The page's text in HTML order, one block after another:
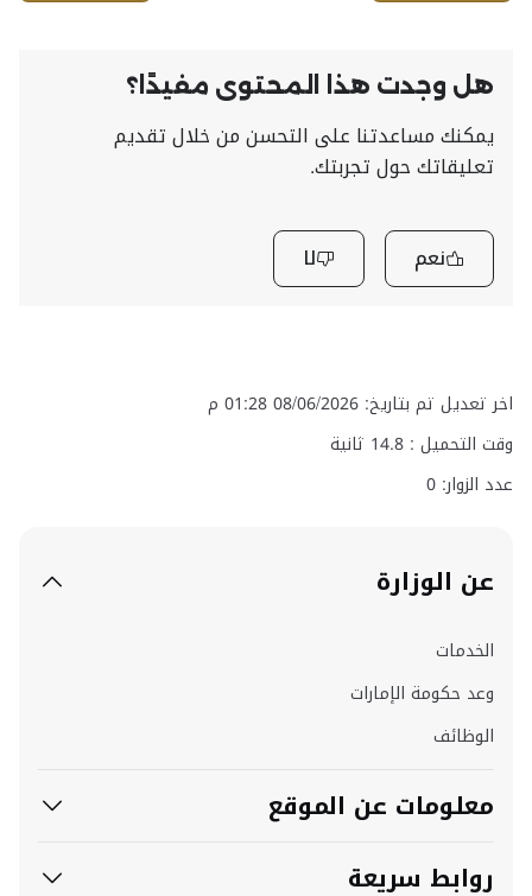
هل وجدت هذا المحتوى مفيدًا؟
يمكنك مساعدتنا على التحسن من خلال تقديم
تعليقاتك حول تجربتك.
نعم لا
اخر تعديل تم بتاريخ: 08/06/2026 01:28 م
وقت التحميل : 14.8 ثانية
عدد الزوار: 0
عن الوزارة
الخدمات
وعد حكومة الإمارات
الوظائف
معلومات عن الموقع
روابط سريعة